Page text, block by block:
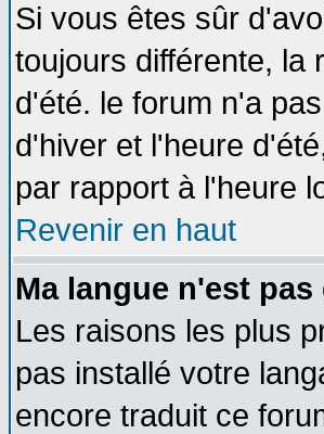
Si vous êtes sûr
toujours différente, la
d'été. le forum n'a
d'hiver et l'heure
par rapport à l'heure
Revenir en haut
Ma langue n'est
Les raisons les plus
pas installé votre
encore traduit ce